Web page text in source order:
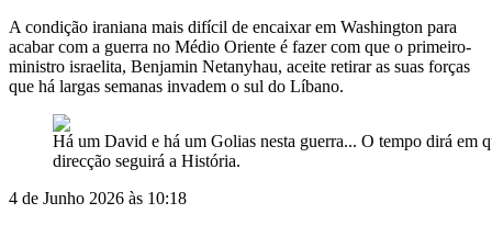
A condição iraniana mais difícil de encaixar em Washington para
acabar com a guerra no Médio Oriente é fazer com que o primeiro-
ministro israelita, Benjamin Netanyhau, aceite retirar as suas forças
que há largas semanas invadem o sul do Líbano.
Há um David e há um Golias nesta guerra... O tempo dirá em
direcção seguirá a História.
4 de Junho 2026 às 10:18